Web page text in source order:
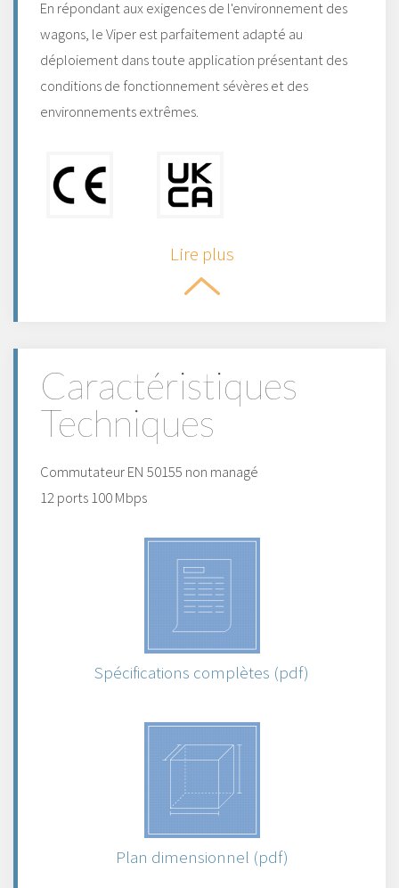
En répondant aux exigences de l'environnement des
wagons, le Viper est parfaitement adapté au
déploiement dans toute application présentant des
conditions de fonctionnement sévères et des
environnements extrêmes.
Lire plus
Caractéristiques
Techniques
Commutateur EN 50155 non managé
12 ports 100 Mbps
Spécifications complètes (pdf)
Plan dimensionnel (pdf)